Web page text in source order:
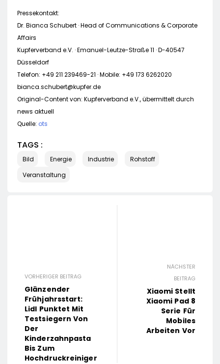
Pressekontakt:
Dr. Bianca Schubert · Head of Communications & Corporate
Affairs
Kupferverband e.V. · Emanuel-Leutze-Straße 11 · D-40547
Düsseldorf
Telefon: +49 211 239469-21 · Mobile: +49 173 6262020
bianca.schubert@kupfer.de
Original-Content von: Kupferverband e.V., übermittelt durch
news aktuell
Quelle: ots
TAGS :
Bild Energie Industrie
Rohstoff
Veranstaltung
VORHERIGER BEITRAG
Glänzender
Frühjahrsstart:
Lidl Punktet Mit
Testsiegern Von
Der
Kinderzahnpasta
Bis Zum
Hochdruckreiniger
NÄCHSTER
BEITRAG
Xiaomi Stellt
Xiaomi Pad 8
Serie Für
Mobiles
Arbeiten Vor